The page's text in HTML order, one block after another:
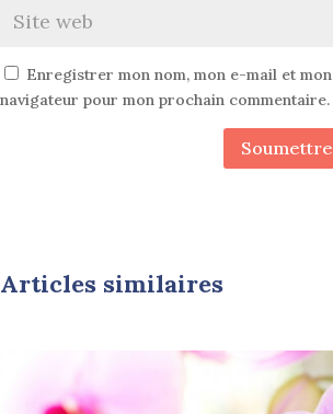
Enregistrer mon nom, mon e-mail et
navigateur pour mon prochain commentaire.
Articles similaires